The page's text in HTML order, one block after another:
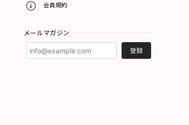
会員規約
メールマガジン
登録